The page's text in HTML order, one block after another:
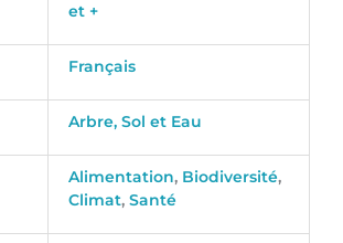
et +
Français
Arbre, Sol et Eau
Alimentation, Biodiversité,
Climat,Santé